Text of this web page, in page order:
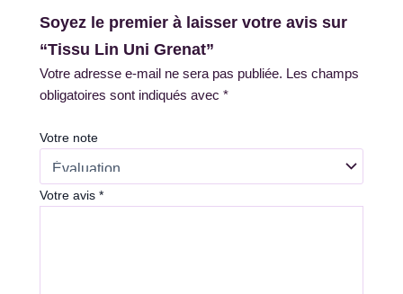
Soyez le premier à laisser votre avis sur
“Tissu Lin Uni Grenat”
Votre adresse e-mail ne sera pas publiée. Les champs
obligatoires sont indiqués avec*
Votre note
Votre avis*